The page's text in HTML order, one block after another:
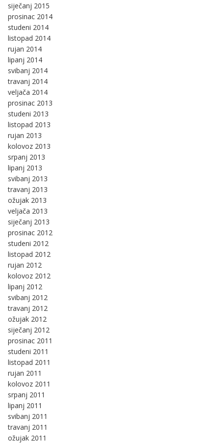
siječanj 2015
prosinac 2014
studeni 2014
listopad 2014
rujan 2014
lipanj 2014
svibanj 2014
travanj 2014
veljača 2014
prosinac 2013
studeni 2013
listopad 2013
rujan 2013
kolovoz 2013
srpanj 2013
lipanj 2013
svibanj 2013
travanj 2013
ožujak 2013
veljača 2013
siječanj 2013
prosinac 2012
studeni 2012
listopad 2012
rujan 2012
kolovoz 2012
lipanj 2012
svibanj 2012
travanj 2012
ožujak 2012
siječanj 2012
prosinac 2011
studeni 2011
listopad 2011
rujan 2011
kolovoz 2011
srpanj 2011
lipanj 2011
svibanj 2011
travanj 2011
ožujak 2011